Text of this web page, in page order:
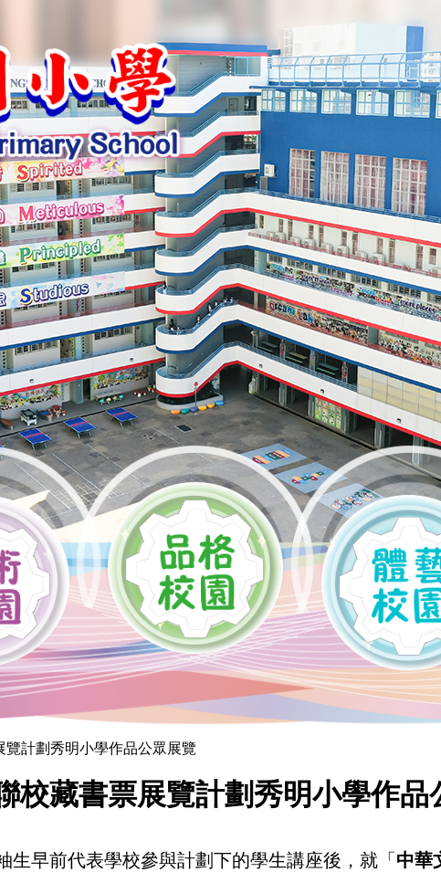
計劃秀明小學作品公眾展覽
校藏書票展覽計劃秀明小學作品
生早前代表學校參與計劃下的學生講座後，就「 中華